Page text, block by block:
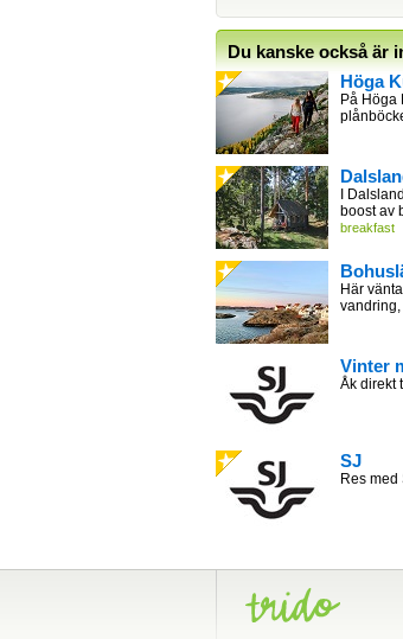
Du kanske också är
Höga
På Höga
I
boost av
breakfast
Här
Vinter
Åk direkt
SJ
Res